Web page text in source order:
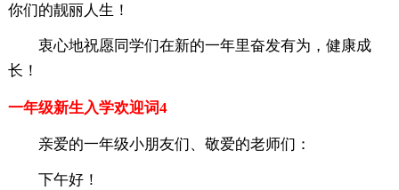
你们的靓丽人生！
衷心地祝愿同学们在新的一年里奋发有为，健康成
长！
一年级新生入学欢迎词4
亲爱的一年级小朋友们、敬爱的老师们：
下午好！